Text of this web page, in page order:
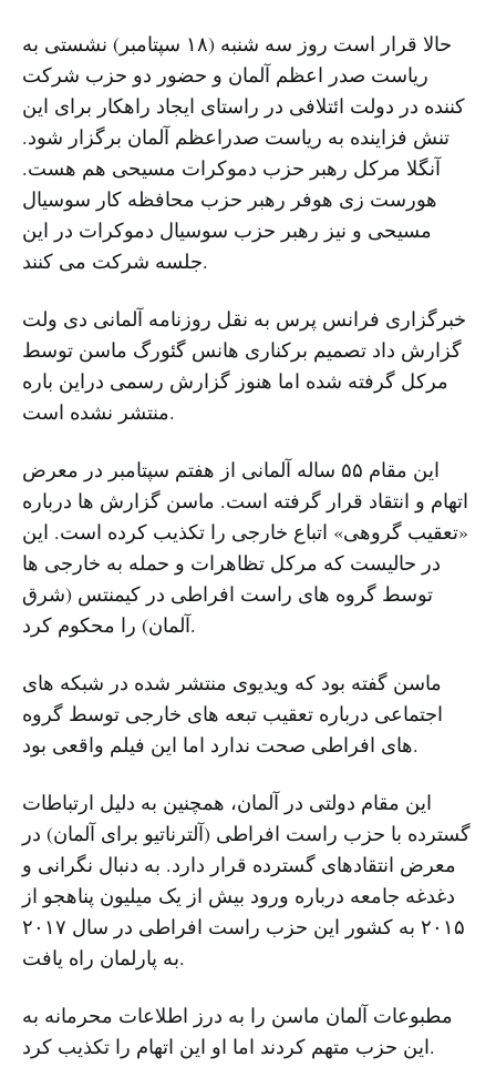
حالا قرار است روز سه شنبه (۱۸ سپتامبر) نشستی به
ریاست صدر اعظم آلمان و حضور دو حزب شرکت
کننده در دولت ائتلافی در راستای ایجاد راهکار برای این
تنش فزاینده به ریاست صدراعظم آلمان برگزار شود.
آنگلا مرکل رهبر حزب دموکرات مسیحی هم هست.
هورست زی هوفر رهبر حزب محافظه کار سوسیال
مسیحی و نیز رهبر حزب سوسیال دموکرات در این
جلسه شرکت می کنند.
خبرگزاری فرانس پرس به نقل روزنامه آلمانی دی ولت
گزارش داد تصمیم برکناری هانس گئورگ ماسن توسط
مرکل گرفته شده اما هنوز گزارش رسمی دراین باره
منتشر نشده است.
این مقام ۵۵ ساله آلمانی از هفتم سپتامبر در معرض
اتهام و انتقاد قرار گرفته است. ماسن گزارش ها درباره
«تعقیب گروهی» اتباع خارجی را تکذیب کرده است. این
در حالیست که مرکل تظاهرات و حمله به خارجی ها
توسط گروه های راست افراطی در کیمنتس (شرق
آلمان) را محکوم کرد.
ماسن گفته بود که ویدیوی منتشر شده در شبکه های
اجتماعی درباره تعقیب تبعه های خارجی توسط گروه
های افراطی صحت ندارد اما این فیلم واقعی بود.
این مقام دولتی در آلمان، همچنین به دلیل ارتباطات
گسترده با حزب راست افراطی (آلترناتیو برای آلمان) در
معرض انتقادهای گسترده قرار دارد. به دنبال نگرانی و
دغدغه جامعه درباره ورود بیش از یک میلیون پناهجو از
۲۰۱۵ به کشور این حزب راست افراطی در سال ۲۰۱۷
به پارلمان راه یافت.
مطبوعات آلمان ماسن را به درز اطلاعات محرمانه به
این حزب متهم کردند اما او این اتهام را تکذیب کرد.